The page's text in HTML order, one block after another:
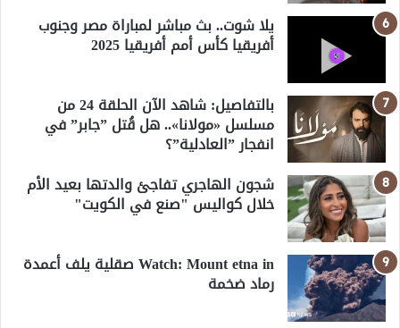
يلا شوت.. بث مباشر لمباراة مصر وجنوب
أفريقيا كأس أمم أفريقيا 2025
بالتفاصيل: شاهد الآن الحلقة 24 من
مسلسل «مولانا».. هل قُتل ”جابر” في
انفجار ”العادلية”؟
شجون الهاجري تفاجئ والدتها بعيد الأم
خلال كواليس "صنع في الكويت"
Watch: Mount etna in صقلية يلف أعمدة
رماد ضخمة